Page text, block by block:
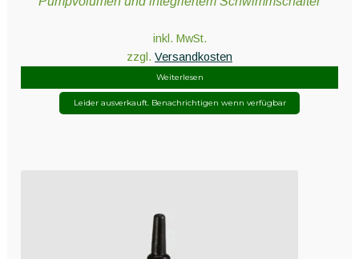
inkl. MwSt.
zzgl. Versandkosten
Weiterlesen
Leider ausverkauft. Benachrichtigen wenn verfügbar